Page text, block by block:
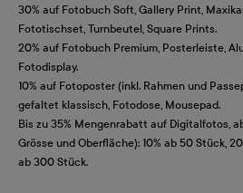
30% auf Fotobuch Soft, Gallery Print,
Fototischset, Turnbeutel, Square Prints.
20% auf Fotobuch Premium, Posterleiste,
Fotodisplay.
10% auf Fotoposter (inkl. Rahmen und
gefaltet klassisch, Fotodose, Mousepad.
Bis zu 35% Mengenrabatt auf Digitalfotos,
Grösse und Oberfläche): 10% ab 50 Stück,
ab 300 Stück.